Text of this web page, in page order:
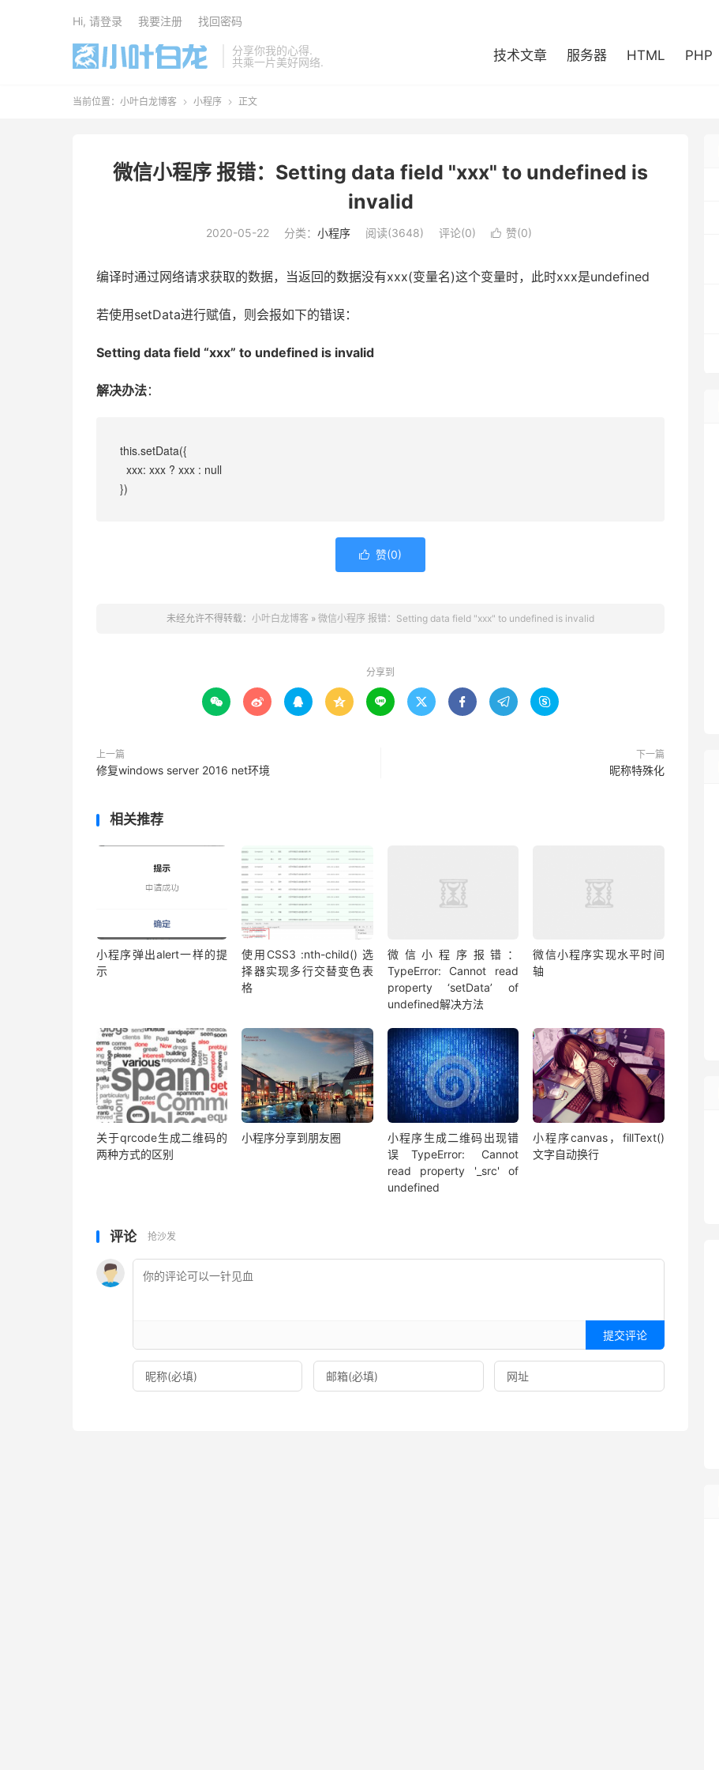
分享你我的心得.
共乘一片美好网络.
技术文章 服务器 HTML PHP
Hi, 请登录 我要注册 找回密码
当前位置： 小叶白龙博客  小程序  正文
微信小程序 报错：Setting data field "xxx" to undefined is
invalid
2020-05-22 分类： 小程序 阅读(3648) 评论(0)  赞(0)
编译时通过网络请求获取的数据，当返回的数据没有xxx(变量名)这个变量时，此时xxx是undefined
若使用setData进行赋值，则会报如下的错误：
Setting data field “xxx” to undefined is invalid
解决办法：
this.setData({
})
 赞(0)
未经允许不得转载： 小叶白龙博客 » 微信小程序 报错：Setting data field "xxx" to undefined is invalid
分享到
        
上一篇
修复windows server 2016 net环境
下一篇
昵称特殊化
相关推荐
小程序弹出alert一样的提
示
使用CSS3 :nth-child() 选
择器实现多行交替变色表
格
微信小程序报错：
TypeError: Cannot read
property ‘setData’ of
undefined解决方法
微信小程序实现水平时间
轴
关于qrcode生成二维码的
两种方式的区别
小程序分享到朋友圈
小程序生成二维码出现错
误TypeError: Cannot
read property '_src' of
undefined
小程序canvas，fillText()
文字自动换行
评论 抢沙发
提交评论